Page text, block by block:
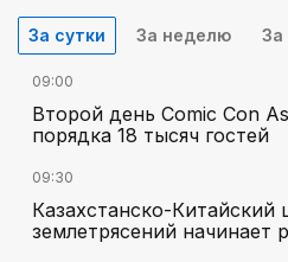
За сутки За неделю За
09:00
Второй день Comic Con
порядка 18 тысяч гостей
09:30
Казахстанско-Китайский
землетрясений начинает